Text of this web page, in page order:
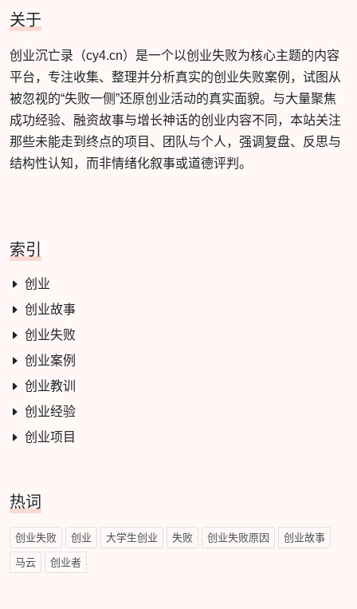
关于
创业沉亡录（cy4.cn）是一个以创业失败为核心主题的内容
平台，专注收集、整理并分析真实的创业失败案例，试图从
被忽视的“失败一侧”还原创业活动的真实面貌。与大量聚焦
成功经验、融资故事与增长神话的创业内容不同，本站关注
那些未能走到终点的项目、团队与个人，强调复盘、反思与
结构性认知，而非情绪化叙事或道德评判。
索引
创业
创业故事
创业失败
创业案例
创业教训
创业经验
创业项目
热词
创业失败 创业 大学生创业 失败 创业失败原因 创业故事
马云 创业者